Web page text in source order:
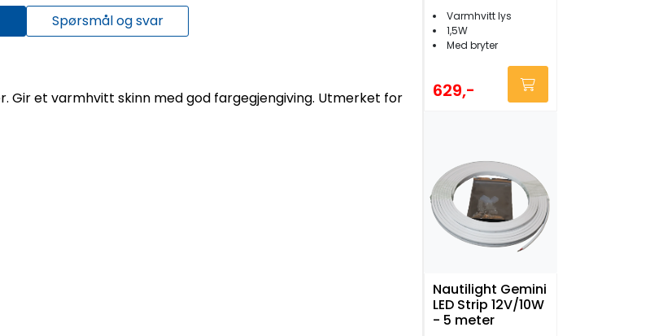
Spørsmål og svar
Gir et varmhvitt skinn med god fargegjengiving. Utmerket for
Varmhvitt lys
1,5W
Med bryter
629,-
Nautilight Gemini
LED Strip 12V/10W
- 5 meter